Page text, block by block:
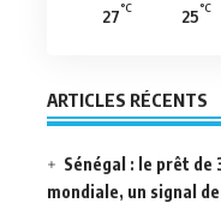
27°C 25°C
ARTICLES RÉCENTS
Sénégal : le prêt de
mondiale, un signal